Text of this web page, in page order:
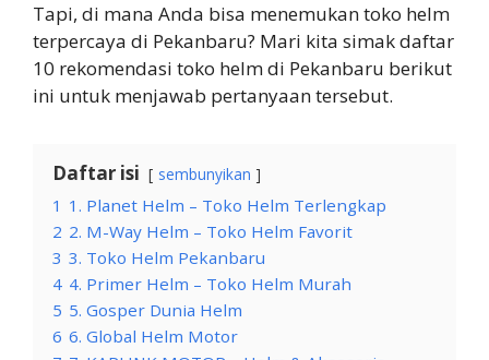
Tapi, di mana Anda bisa menemukan toko helm
terpercaya di Pekanbaru? Mari kita simak daftar
10 rekomendasi toko helm di Pekanbaru berikut
ini untuk menjawab pertanyaan tersebut.
Daftar isi sembunyikan
1 1. Planet Helm – Toko Helm Terlengkap
2 2. M-Way Helm – Toko Helm Favorit
3 3. Toko Helm Pekanbaru
4 4. Primer Helm – Toko Helm Murah
5 5. Gosper Dunia Helm
6 6. Global Helm Motor